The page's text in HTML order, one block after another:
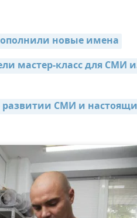
новые имена
мастер-класс для СМИ
развитии СМИ и